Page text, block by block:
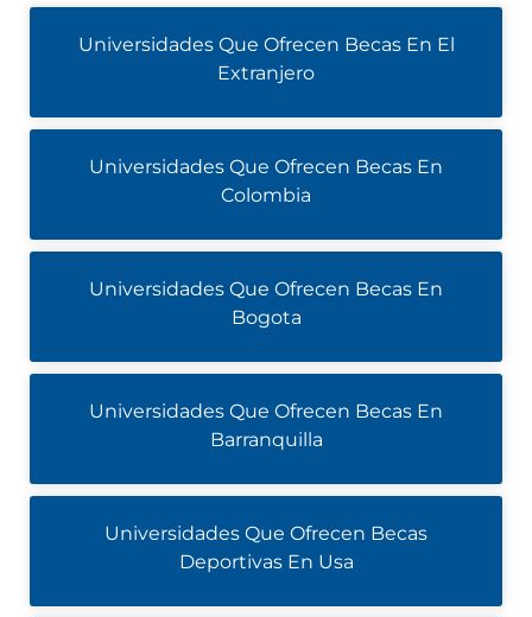
Universidades Que Ofrecen Becas En El
Extranjero
Universidades Que Ofrecen Becas En
Colombia
Universidades Que Ofrecen Becas En
Bogota
Universidades Que Ofrecen Becas En
Barranquilla
Universidades Que Ofrecen Becas
Deportivas En Usa